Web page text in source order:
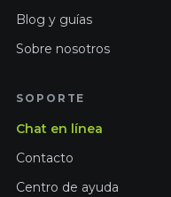
Blog y guías
Sobre nosotros
SOPORTE
Chat en línea
Contacto
Centro de ayuda